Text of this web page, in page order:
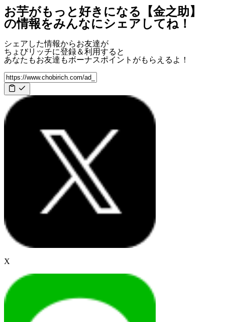
お芋がもっと好きになる【金之助】
の情報をみんなにシェアしてね！
シェアした情報からお友達が
ちょびリッチに登録＆利用すると
あなたもお友達もボーナスポイント がもらえるよ！
X